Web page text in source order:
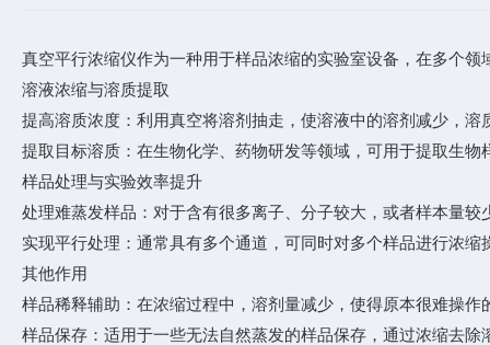
真空平行浓缩仪作为一种用于样品浓缩的实验室设备，在多个
溶液浓缩与溶质提取
提高溶质浓度：利用真空将溶剂抽走，使溶液中的溶剂减少，
提取目标溶质：在生物化学、药物研发等领域，可用于提取生
样品处理与实验效率提升
处理难蒸发样品：对于含有很多离子、分子较大，或者样本量
实现平行处理：通常具有多个通道，可同时对多个样品进行浓
其他作用
样品稀释辅助：在浓缩过程中，溶剂量减少，使得原本很难操
样品保存：适用于一些无法自然蒸发的样品保存，通过浓缩去